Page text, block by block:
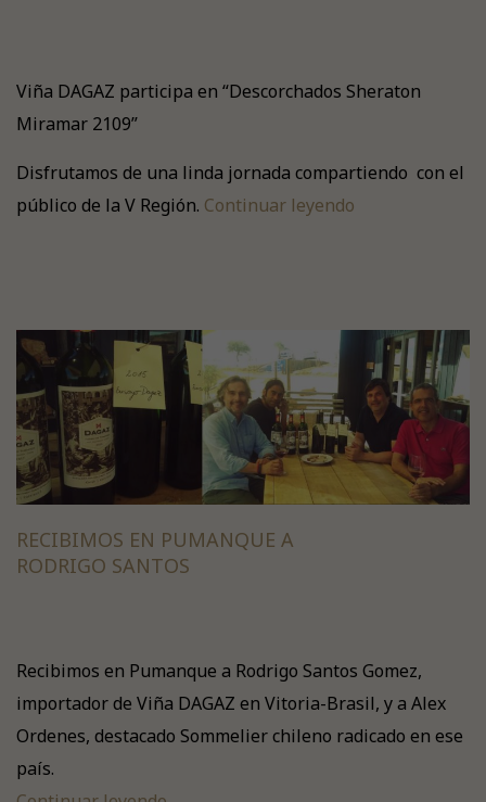
Viña DAGAZ participa en “Descorchados Sheraton
Miramar 2109”
Disfrutamos de una linda jornada compartiendo con el
público de la V Región. Continuar leyendo
RECIBIMOS EN PUMANQUE A
RODRIGO SANTOS
Recibimos en Pumanque a Rodrigo Santos Gomez,
importador de Viña DAGAZ en Vitoria-Brasil, y a Alex
Ordenes, destacado Sommelier chileno radicado en ese
país.